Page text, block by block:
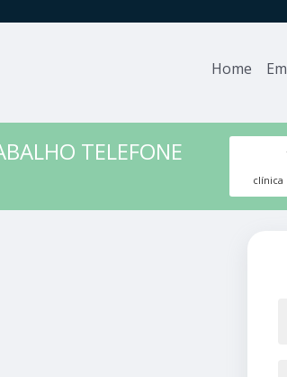
Home
TELEFONE
clínica